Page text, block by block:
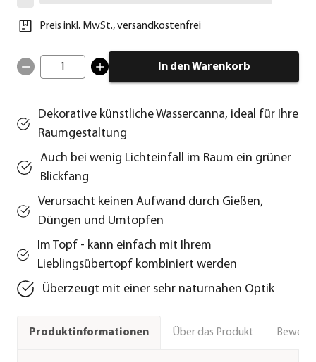
Preis inkl. MwSt.,versandkostenfrei
1 In den Warenkorb
Dekorative künstliche Wassercanna, ideal für Ihre
Raumgestaltung
Auch bei wenig Lichteinfall im Raum ein grüner
Blickfang
Verursacht keinen Aufwand durch Gießen,
Düngen und Umtopfen
Im Topf - kann einfach mit Ihrem
Lieblingsübertopf kombiniert werden
Überzeugt mit einer sehr naturnahen Optik
Produktinformationen Über das Produkt